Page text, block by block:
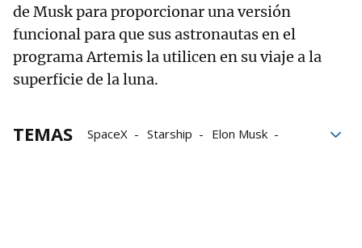
de Musk para proporcionar una versión
funcional para que sus astronautas en el
programa Artemis la utilicen en su viaje a la
superficie de la luna.
TEMAS SpaceX Starship
Elon Musk